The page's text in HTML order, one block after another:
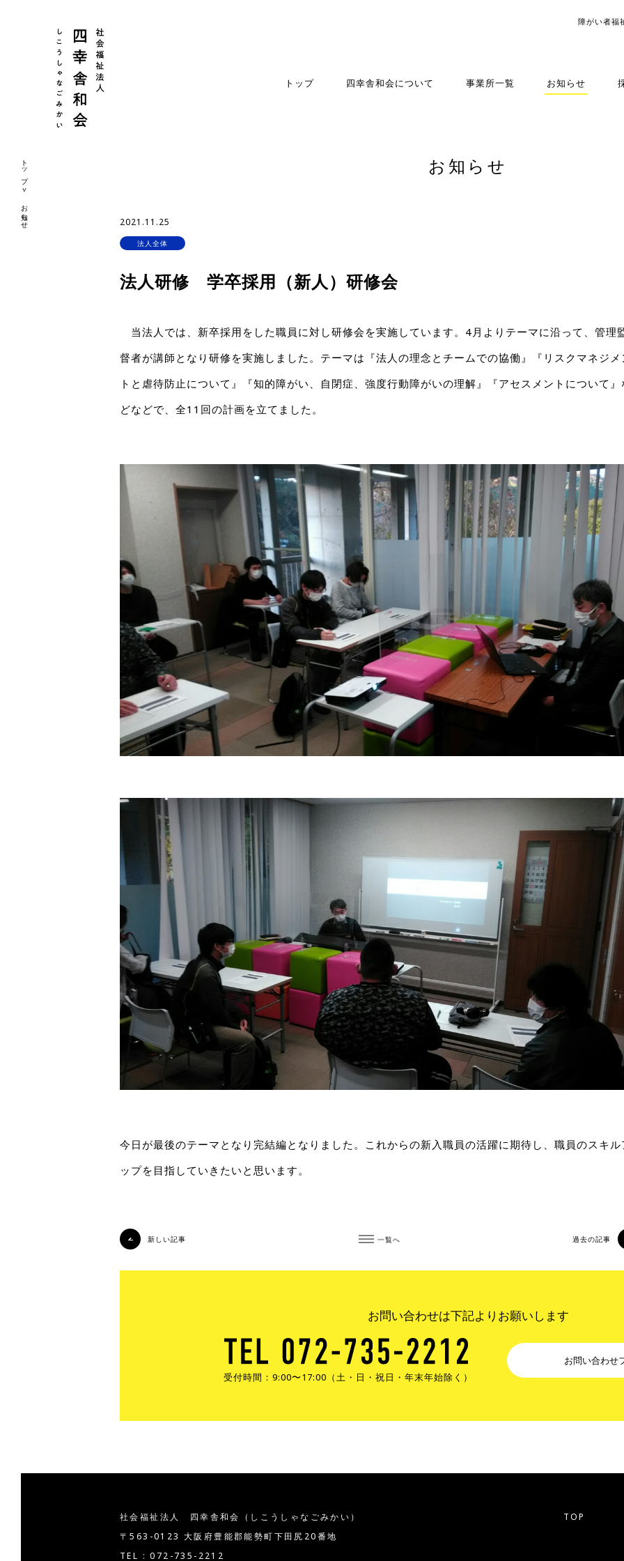
障がい者福
トップ 四幸舎和会について 事業所一覧 お知らせ
トップ
お知らせ
お知らせ
2021.11.25
法人全体
法人研修 学卒採用（新人）研修会
当法人では、新卒採用をした職員に対し研修会を実施しています。4月よりテーマに沿って、管理
督者が講師となり研修を実施しました。テーマは『法人の理念とチームでの協働』『リスクマネジメ
トと虐待防止について』『知的障がい、自閉症、強度行動障がいの理解』『アセスメントについて』
どなどで、全11回の計画を立てました。
今日が最後のテーマとなり完結編となりました。これからの新入職員の活躍に期待し、職員のスキル
ップを目指していきたいと思います。
一覧へ
新しい記事 過去の記事
お問い合わせは下記よりお願いします
受付時間：9:00〜17:00（土・日・祝日・年末年始除く）
お問い合わせ
社会福祉法人 四幸舎和会 （しこうしゃなごみかい）
〒563-0123 大阪府豊能郡能勢町下田尻20番地
TEL : 072-735-2212
TOP